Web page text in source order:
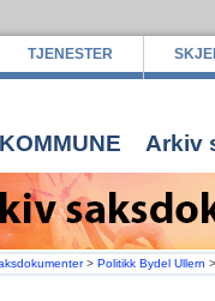
TJENESTER
Arkiv
> Politikk Bydel Ullern >